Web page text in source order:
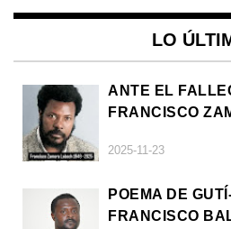
LO
ANTE EL
FRANCISCO
2025-11-23
POEMA DE
FRANCISCO